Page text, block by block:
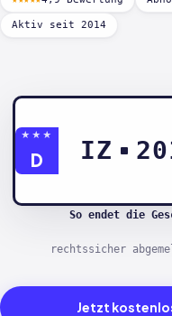
Aktiv seit 2014
★★★
D IZ
So endet die
rechtssicher
Jetzt